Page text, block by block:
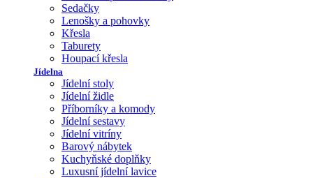
Sedačky
Lenošky a pohovky
Křesla
Taburety
Houpací křesla
Jídelna
Jídelní stoly
Jídelní židle
Příborníky a komody
Jídelní sestavy
Jídelní vitríny
Barový nábytek
Kuchyňské doplňky
Luxusní jídelní lavice